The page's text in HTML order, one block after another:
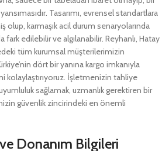
Tasarımı, evrensel standartlara
karmaşık acil durum senaryolarında
fark edilebilir ve algılanabilir. Reyhanlı, Hatay
tüm kurumsal müşterilerimizin
dört bir yanına kargo imkanıyla
kolaylaştırıyoruz. İşletmenizin tahliye
sağlamak, uzmanlık gerektiren bir
güvenlik zincirindeki en önemli
Donanım Bilgileri